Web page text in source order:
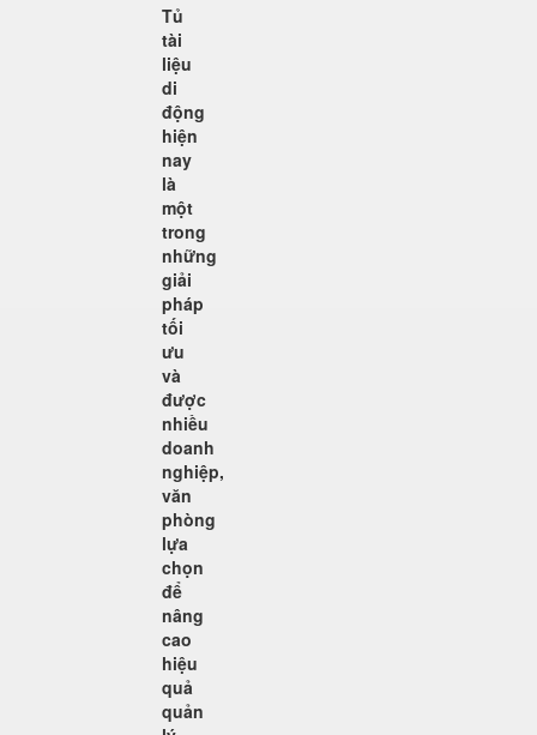
Tủ
tài
liệu
di
động
hiện
nay
là
một
trong
những
giải
pháp
tối
ưu
và
được
nhiều
doanh
nghiệp,
văn
phòng
lựa
chọn
để
nâng
cao
hiệu
quả
quản